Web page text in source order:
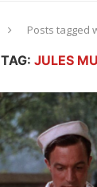
Posts tagged
TAG: JULES